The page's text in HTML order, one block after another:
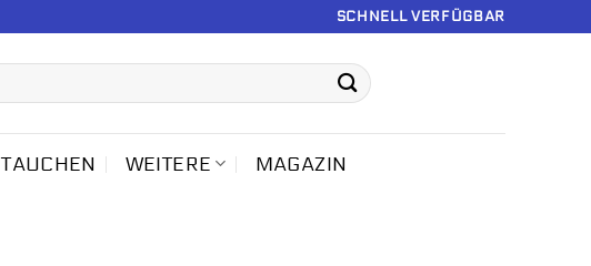
SCHNELL VERFÜGBAR
TAUCHEN WEITERE MAGAZIN